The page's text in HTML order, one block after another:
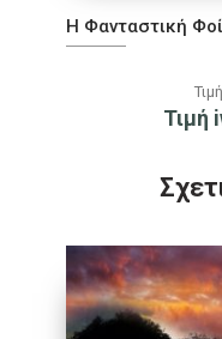
Η Φανταστική
Τιμή